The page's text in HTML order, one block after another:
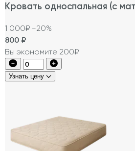
Кровать односпальная (с
1 000₽ −20%
800 ₽
Вы экономите 200₽
Узнать цену